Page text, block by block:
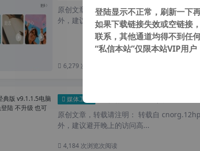
原创文章，转载请注明： 转载自
外，建议避开晚上的访问高...
6,279 次浏览
媒体工具
原创文章，转载请注明： 转载自
外，建议避开晚上的访问高...
4,184 次浏览次阅读
登陆显示不正常，刷新一下
如果下载链接失效或空链接
联系，其他通道均得不到任
“私信本站”仅限本站VIP用